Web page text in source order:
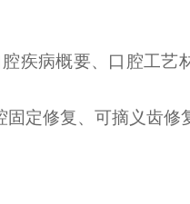
疾病概要、口腔工艺
定修复、可摘义齿修